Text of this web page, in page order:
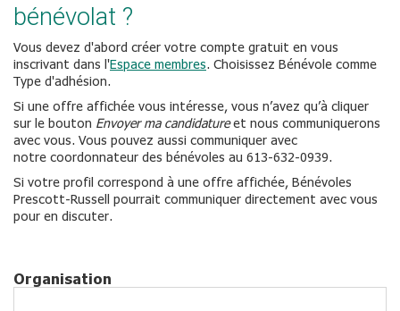
bénévolat ?
Vous devez d'abord créer votre compte gratuit en vous
inscrivant dans l'Espace membres. Choisissez Bénévole comme
Type d'adhésion.
Si une offre affichée vous intéresse, vous n’avez qu’à cliquer
sur le bouton Envoyer ma candidatureet nous communiquerons
avec vous. Vous pouvez aussi communiquer avec
notre coordonnateur des bénévoles au 613-632-0939.
Si votre profil correspond à une offre affichée, Bénévoles
Prescott-Russell pourrait communiquer directement avec vous
pour en discuter.
Organisation